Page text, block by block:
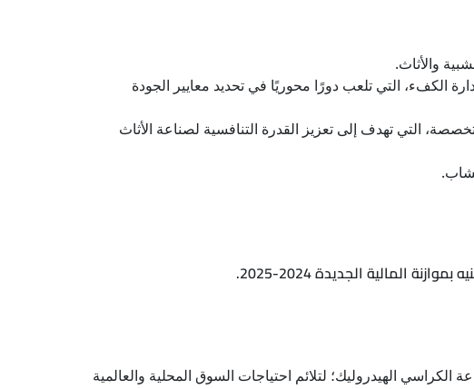
الكفء، التي تلعب دورًا محوريًا في تحديد معايير الجودة
التي تهدف إلى تعزيز القدرة التنافسية لصناعة الأثاث
اتفاقية مع مصنع بيكو لتدشين خط إنتاج بنسب إنتاج محلية الصنع تصل إلى 75% في صناعة الكراسي الهيدروليك؛ لتلائم احتياجات السوق المحلية والعالمية